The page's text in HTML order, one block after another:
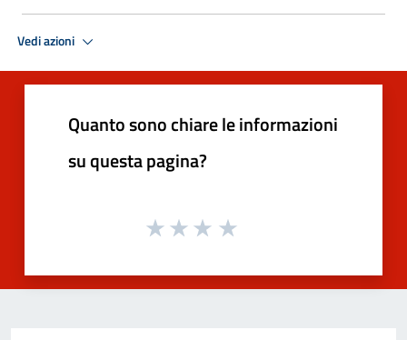
Vedi azioni
Quanto sono chiare le informazioni
su questa pagina?